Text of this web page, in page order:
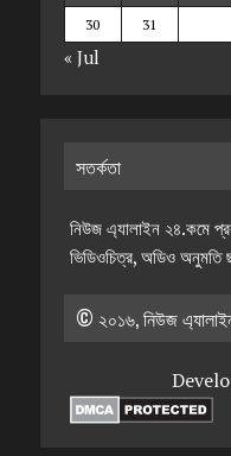
30
31
« Jul
সতর্কতা
নিউজ এ্যালাইন ২৪.কমে
ভিডিওচিত্র, অডিও অনুমতি
© ২০১৬, নিউজ